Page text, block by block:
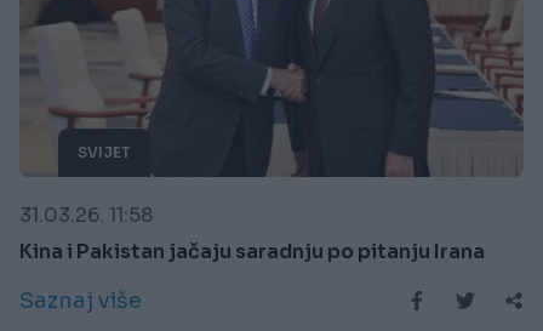
SVIJET
31.03.26. 11:58
Kina i Pakistan jačaju saradnju po pitanju Irana
Saznaj više